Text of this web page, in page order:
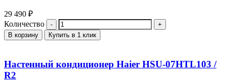
29 490 ₽
Количество
В корзину Купить в 1 клик
Настенный кондиционер Haier HSU-07HTL103 /
R2